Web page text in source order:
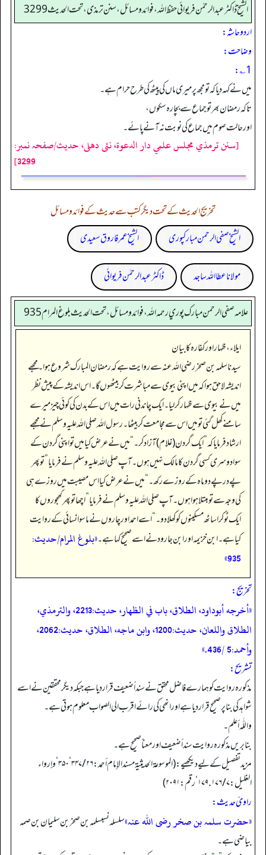
الشیخ ڈاکٹر عبد الرحمٰن فریوائی حفظ اللہ، فوائد و مسائل، سنن ترمذی، تحت الحديث 3299
اردو حاشہ:
وضاحت:
1؎:
میں نے کہہ دیا کہ تو مجھ پر میری ماں کی پیٹھ کی طرح حرام ہے۔
تاکہ رمضان بھر تو جماع سے بچا رہ سکوں،
اور حالت صوم میں جماع کی نوبت نہ آنے پائے۔
[سنن ترمذي مجلس علمي دار الدعوة، نئى دهلى، حدیث/صفحہ نمبر:
3299]
تخریج الحدیث کے تحت دیگر کتب سے حدیث کے فوائد و مسائل
الشیخ صفی الرحمن مبارکپوری
الشیخ عمر فاروق سعیدی
مولانا عطا اللہ ساجد ڈاکٹر عبدالرحمٰن فریوائی
علامه صفي الرحمن مبارك پوري رحمه الله، فوائد و مسائل، تحت الحديث بلوغ المرام 935
ایلاء، ظہار اور کفارہ کا بیان
سیدنا سلمہ بن صخر رضی اللہ عنہ سے روایت ہے کہ رمضان المبارک شروع ہوا۔ مجھے
اندیشہ لاحق ہوا کہ میں اپنی بیوی سے مباشرت کر بیٹھوں گا۔ اس اندیشہ کے پیش نظر
میں نے بیوی سے ظہار کر لیا۔ ایک چاندنی رات میں اس کے بدن کی کوئی چیز میرے
سامنے کھل گئی تو میں اس سے مجامعت کر بیٹھا۔ رسول اللہ صلی اللہ علیہ وسلم نے مجھے
ارشاد فرمایا کہ”ایک گردن (غلام) آزاد کر۔“میں نے عرض کیا میں تو اپنی گردن کے
سوا دوسری کسی گردن کا مالک نہیں ہوں۔ آپ صلی اللہ علیہ وسلم نے فرمایا”تو پھر
پے در پے دو ماہ کے روزے رکھ۔“میں نے عرض کیا اس مصیبت میں روزے ہی
کی وجہ سے تو مبتلا ہوا ہوں۔ آپ صلی اللہ علیہ وسلم نے فرمایا”اچھا تو پھر کھجوروں کا
ایک ٹوکرا ساٹھ مسکینوں کو کھلا دو۔“اسے احمد اور چاروں نے ماسوا نسائی کے روایت
کیا ہے۔ ابن خزیمہ اور ابن جارود نے اسے صحیح کہا ہے۔«بلوغ المرام/حدیث:
935»
تخریج:
«أخرجه أبوداود، الطلاق، باب في الظهار، حديث:2213، والترمذي،
الطلاق واللعان، حديث:1200، وابن ماجه، الطلاق، حديث:2062،
وأحمد:5 /436.»
تشریح:
مذکورہ روایت کو ہمارے فاضل محقق نے سنداً ضعیف قرار دیا ہے جبکہ دیگر محققین نے اسے
شواہد کی بنا پر صحیح قرار دیا ہے اور انھی کی رائے اقرب الی الصواب معلوم ہوتی ہے۔
واللّٰہ أعلم۔
بنابریں مذکورہ روایت سنداً ضعیف اور معناً صحیح ہے۔
مزید تفصیل کے لیے دیکھیے: (الموسوعۃ الحدیثیۃ مسند الإمام أحمد: ۲۶ /۳۴۷‘ ۳۵۰‘ وإرواء
الغلیل: ۷ /۱۷۶. ۱۷۹‘ رقم:۲۰۹۱)
راویٔ حدیث:
«حضرت سلمہ بن صخر رضی اللہ عنہ»‏‏‏‏ سلسلہ نسبسلمہ بن صخر بن سلیمان بن صمہ
بیاضی ہے۔